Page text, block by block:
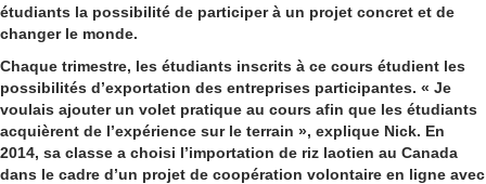
étudiants la possibilité de participer à un projet concret et de
changer le monde.
Chaque trimestre, les étudiants inscrits à ce cours étudient les
possibilités d’exportation des entreprises participantes. « Je
voulais ajouter un volet pratique au cours afin que les étudiants
acquièrent de l’expérience sur le terrain », explique Nick. En
2014, sa classe a choisi l’importation de riz laotien au Canada
dans le cadre d’un projet de coopération volontaire en ligne avec